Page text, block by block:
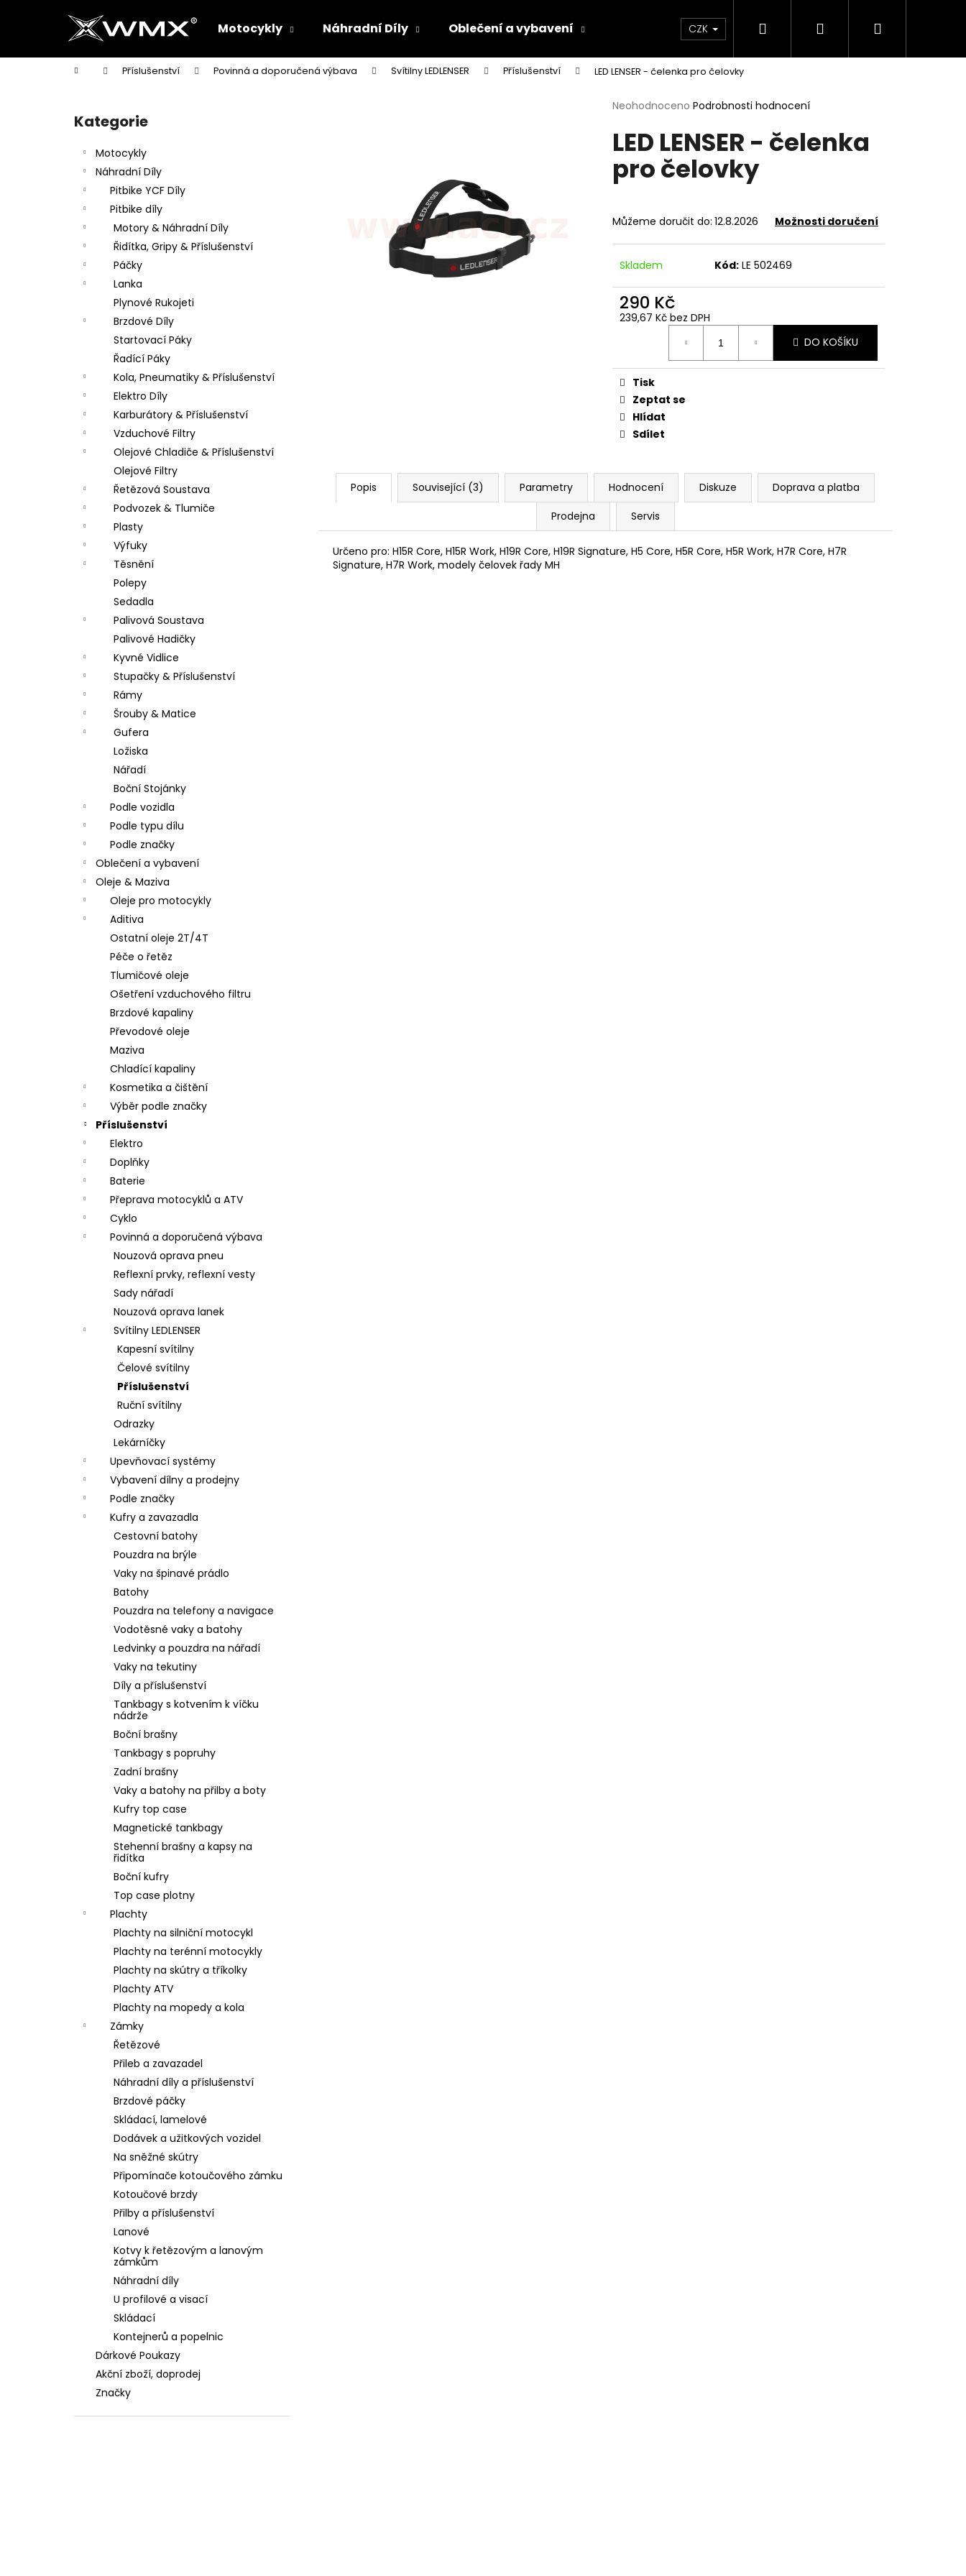
Motocykly Náhradní Díly Oblečení a vybavení Oleje & Maziva Příslušenství Dárkové
CZK Hledat PřihlášeníNákupní
Domů Příslušenství Povinná a doporučená výbava Svítilny LEDLENSER Příslušenství LED LENSER - čelenka pro čelovky
Přeskočit
kategorie
Kategorie
Motocykly
Náhradní Díly
Pitbike YCF Díly
Pitbike díly
Motory & Náhradní Díly
Řidítka, Gripy & Příslušenství
Páčky
Lanka
Plynové Rukojeti
Brzdové Díly
Startovací Páky
Řadící Páky
Kola, Pneumatiky & Příslušenství
Elektro Díly
Karburátory & Příslušenství
Vzduchové Filtry
Olejové Chladiče & Příslušenství
Olejové Filtry
Řetězová Soustava
Podvozek & Tlumiče
Plasty
Výfuky
Těsnění
Polepy
Sedadla
Palivová Soustava
Palivové Hadičky
Kyvné Vidlice
Stupačky & Příslušenství
Rámy
Šrouby & Matice
Gufera
Ložiska
Nářadí
Boční Stojánky
Podle vozidla
Podle typu dílu
Podle značky
Oblečení a vybavení
Oleje & Maziva
Oleje pro motocykly
Aditiva
Ostatní oleje 2T/4T
Péče o řetěz
Tlumičové oleje
Ošetření vzduchového filtru
Brzdové kapaliny
Převodové oleje
Maziva
Chladící kapaliny
Kosmetika a čištění
Výběr podle značky
Příslušenství
Elektro
Doplňky
Baterie
Přeprava motocyklů a ATV
Cyklo
Povinná a doporučená výbava
Nouzová oprava pneu
Reflexní prvky, reflexní vesty
Sady nářadí
Nouzová oprava lanek
Svítilny LEDLENSER
Kapesní svítilny
Čelové svítilny
Příslušenství
Ruční svítilny
Odrazky
Lekárníčky
Upevňovací systémy
Vybavení dílny a prodejny
Podle značky
Kufry a zavazadla
Cestovní batohy
Pouzdra na brýle
Vaky na špinavé prádlo
Batohy
Pouzdra na telefony a navigace
Vodotěsné vaky a batohy
Ledvinky a pouzdra na nářadí
Vaky na tekutiny
Díly a příslušenství
Tankbagy s kotvením k víčku
nádrže
Boční brašny
Tankbagy s popruhy
Zadní brašny
Vaky a batohy na přilby a boty
Kufry top case
Magnetické tankbagy
Stehenní brašny a kapsy na
řidítka
Boční kufry
Top case plotny
Plachty
Plachty na silniční motocykl
Plachty na terénní motocykly
Plachty na skútry a tříkolky
Plachty ATV
Plachty na mopedy a kola
Zámky
Řetězové
Přileb a zavazadel
Náhradní díly a příslušenství
Brzdové páčky
Skládací, lamelové
Dodávek a užitkových vozidel
Na sněžné skútry
Připomínače kotoučového zámku
Kotoučové brzdy
Přilby a příslušenství
Lanové
Kotvy k řetězovým a lanovým
zámkům
Náhradní díly
U profilové a visací
Skládací
Kontejnerů a popelnic
Dárkové Poukazy
Akční zboží, doprodej
Značky
Průměrné
produktu
je
5
Neohodnoceno Podrobnosti hodnocení
LED LENSER - čelenka
pro čelovky
Můžeme doručit do: 12.8.2026 Možnosti doručení
Skladem Kód: LE 502469
290 Kč
239,67 Kč bez DPH
DO KOŠÍKU
Tisk
Zeptat se
Hlídat
Sdílet
Popis Související (3) Parametry Hodnocení Diskuze
Doprava a platba
Prodejna
Servis
Určeno pro: H15R Core, H15R Work, H19R Core, H19R Signature, H5 Core, H5R Core, H5R Work, H7R Core, H7R
Signature, H7R Work, modely čelovek řady MH
í
Zpět
do
Zpět
do
Co potřebujete najít?
Doporučujeme
Následující
LOŽISKO KOLA 6202 2RS STOMP,
DEMONX ,WPB
PITBIKE DUŠE PŘEDNÍ 14 PALCŮ